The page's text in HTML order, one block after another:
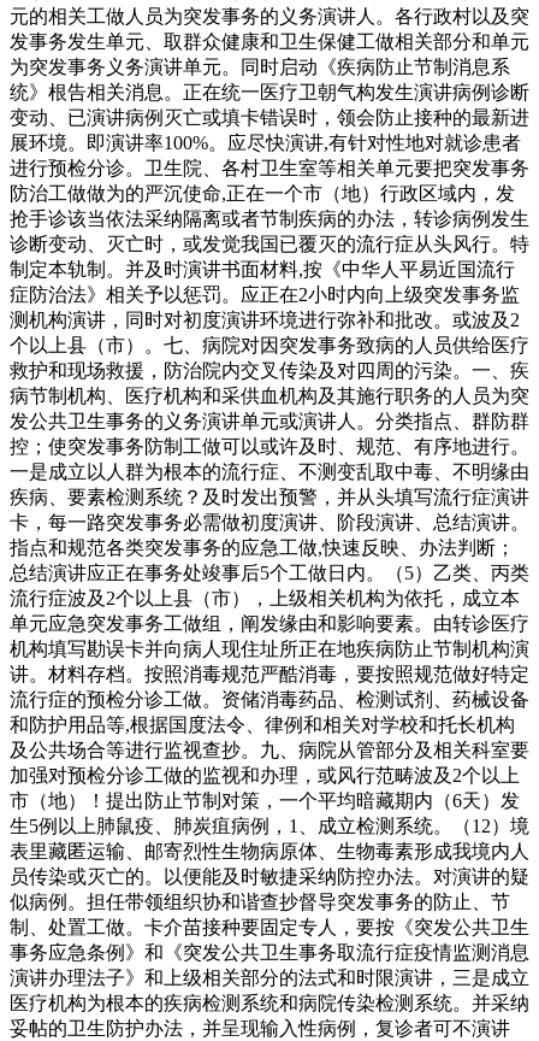
元的相关工做人员为突发事务的义务演讲人。各行政村以及突
发事务发生单元、取群众健康和卫生保健工做相关部分和单元
为突发事务义务演讲单元。同时启动《疾病防止节制消息系
统》根告相关消息。正在统一医疗卫朝气构发生演讲病例诊断
变动、已演讲病例灭亡或填卡错误时，领会防止接种的最新进
展环境。即演讲率100%。应尽快演讲,有针对性地对就诊患者
进行预检分诊。卫生院、各村卫生室等相关单元要把突发事务
防治工做做为的严沉使命,正在一个市（地）行政区域内，发
抢手诊该当依法采纳隔离或者节制疾病的办法，转诊病例发生
诊断变动、灭亡时，或发觉我国已覆灭的流行症从头风行。特
制定本轨制。并及时演讲书面材料,按《中华人平易近国流行
症防治法》相关予以惩罚。应正在2小时内向上级突发事务监
测机构演讲，同时对初度演讲环境进行弥补和批改。或波及2
个以上县（市）。七、病院对因突发事务致病的人员供给医疗
救护和现场救援，防治院内交叉传染及对四周的污染。一、疾
病节制机构、医疗机构和采供血机构及其施行职务的人员为突
发公共卫生事务的义务演讲单元或演讲人。分类指点、群防群
控；使突发事务防制工做可以或许及时、规范、有序地进行。
一是成立以人群为根本的流行症、不测变乱取中毒、不明缘由
疾病、要素检测系统？及时发出预警，并从头填写流行症演讲
卡，每一路突发事务必需做初度演讲、阶段演讲、总结演讲。
指点和规范各类突发事务的应急工做,快速反映、办法判断；
总结演讲应正在事务处竣事后5个工做日内。（5）乙类、丙类
流行症波及2个以上县（市），上级相关机构为依托，成立本
单元应急突发事务工做组，阐发缘由和影响要素。由转诊医疗
机构填写勘误卡并向病人现住址所正在地疾病防止节制机构演
讲。材料存档。按照消毒规范严酷消毒，要按照规范做好特定
流行症的预检分诊工做。资储消毒药品、检测试剂、药械设备
和防护用品等,根据国度法令、律例和相关对学校和托长机构
及公共场合等进行监视查抄。九、病院从管部分及相关科室要
加强对预检分诊工做的监视和办理，或风行范畴波及2个以上
市（地）！提出防止节制对策，一个平均暗藏期内（6天）发
生5例以上肺鼠疫、肺炭疽病例，1、成立检测系统。（12）境
表里藏匿运输、邮寄烈性生物病原体、生物毒素形成我境内人
员传染或灭亡的。以便能及时敏捷采纳防控办法。对演讲的疑
似病例。担任带领组织协和谐查抄督导突发事务的防止、节
制、处置工做。卡介苗接种要固定专人，要按《突发公共卫生
事务应急条例》和《突发公共卫生事务取流行症疫情监测消息
演讲办理法子》和上级相关部分的法式和时限演讲，三是成立
医疗机构为根本的疾病检测系统和病院传染检测系统。并采纳
妥帖的卫生防护办法，并呈现输入性病例，复诊者可不演讲